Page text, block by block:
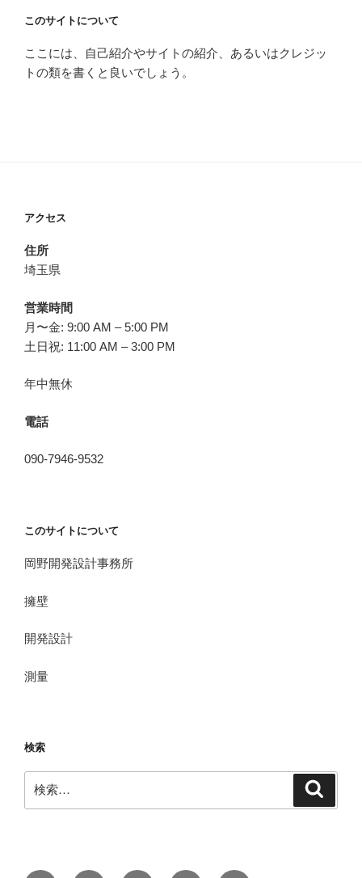
このサイトについて
ここには、自己紹介やサイトの紹介、あるいはクレジッ
トの類を書くと良いでしょう。
アクセス
住所
埼玉県
営業時間
月〜金: 9:00 AM – 5:00 PM
土日祝: 11:00 AM – 3:00 PM
年中無休
電話
090-7946-9532
このサイトについて
岡野開発設計事務所
擁壁
開発設計
測量
検索
索: